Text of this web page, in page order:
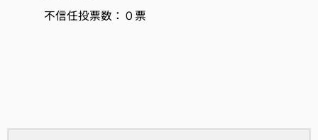
不信任投票数：０票